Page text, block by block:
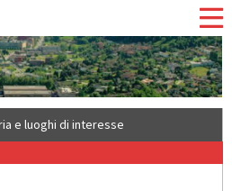
e luoghi di interesse